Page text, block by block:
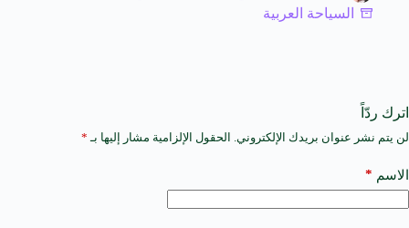
السياحة العربية
اترك ردّاً
لن يتم نشر عنوان بريدك الإلكتروني. الحقول الإلزامية مشار إليها بـ *
الاسم *
A
t
e